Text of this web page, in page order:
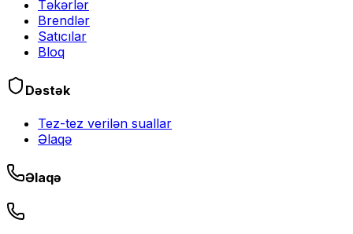
Təkərlər
Brendlər
Satıcılar
Bloq
Dəstək
Tez-tez verilən suallar
Əlaqə
Əlaqə